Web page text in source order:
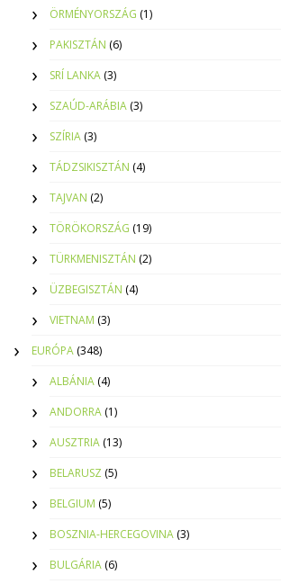
ÖRMÉNYORSZÁG (1)
PAKISZTÁN (6)
SRÍ LANKA (3)
SZAÚD-ARÁBIA (3)
SZÍRIA (3)
TÁDZSIKISZTÁN (4)
TAJVAN (2)
TÖRÖKORSZÁG (19)
TÜRKMENISZTÁN (2)
ÜZBEGISZTÁN (4)
VIETNAM (3)
EURÓPA (348)
ALBÁNIA (4)
ANDORRA (1)
AUSZTRIA (13)
BELARUSZ (5)
BELGIUM (5)
BOSZNIA-HERCEGOVINA (3)
BULGÁRIA (6)